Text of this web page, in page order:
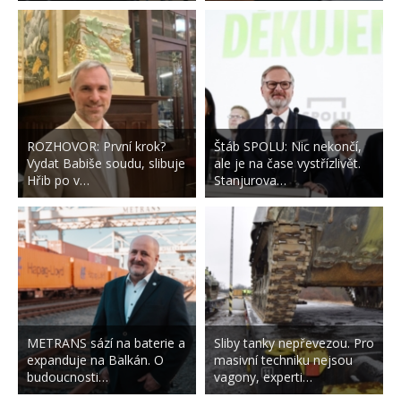
ROZHOVOR: První krok?
Vydat Babiše soudu, slibuje
Hřib po v…
METRANS sází na baterie a
expanduje na Balkán. O
budoucnosti…
Štáb SPOLU: Nic nekončí,
ale je na čase vystřízlivět.
Stanjurova…
Sliby tanky nepřevezou. Pro
masivní techniku nejsou
vagony, experti…